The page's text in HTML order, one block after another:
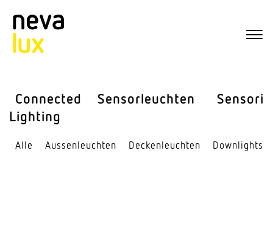
Connected
Lighting
Sensor­leuchten Sensorik
Alle Aussen­leuchten Decken­leuchten Down­lights